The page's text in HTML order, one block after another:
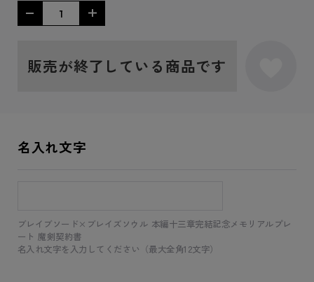
販売が終了している商品です
名入れ文字
ブレイブソード×ブレイズソウル 本編十三章完結記念メモリアルプレ
ート 魔剣契約書
名入れ文字を入力してください（最大全角12文字）